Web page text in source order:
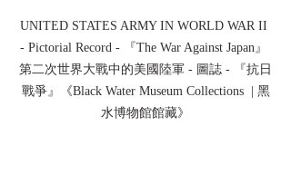
UNITED STATES ARMY IN WORLD WAR II
- Pictorial Record - 『The War Against Japan』
第二次世界大戰中的美國陸軍 - 圖誌 - 『抗日
戰爭』《Black Water Museum Collections  | 黑
水博物館館藏》